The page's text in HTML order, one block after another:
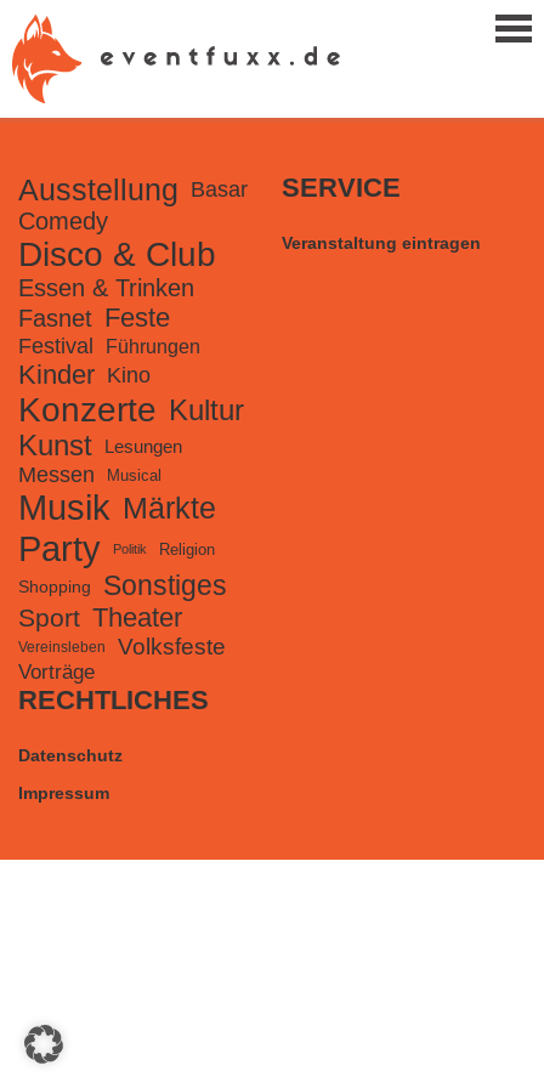
Ausstellung Basar
Comedy
Disco & Club
Essen & Trinken
Fasnet Feste
Festival Führungen
Kinder Kino
Konzerte Kultur
Kunst
Lesungen
Messen Musical
Musik Märkte
Party Politik Religion
Shopping Sonstiges
Sport Theater
Vereinsleben Volksfeste
Vorträge
SERVICE
Veranstaltung eintragen
RECHTLICHES
Datenschutz
Impressum